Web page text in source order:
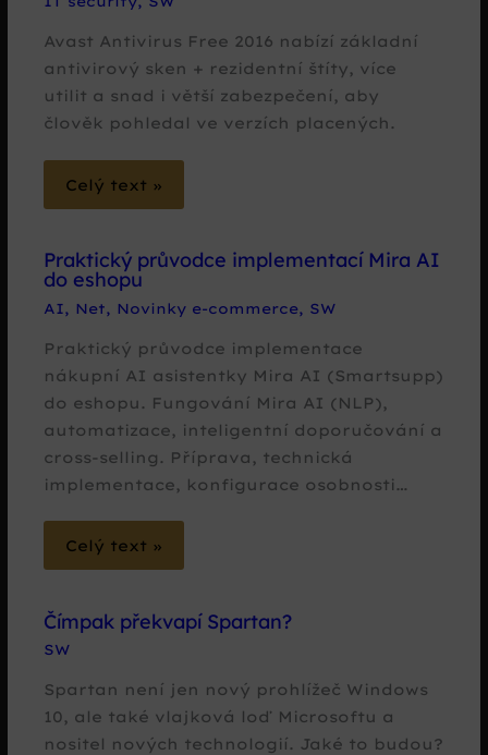
Avast Antivirus Free 2016 nabízí základní
antivirový sken + rezidentní štíty, více
utilit a snad i větší zabezpečení, aby
člověk pohledal ve verzích placených.
Celý text »
Praktický průvodce implementací Mira AI
do eshopu
AI, Net, Novinky e-commerce, SW
Praktický průvodce implementace
nákupní AI asistentky Mira AI (Smartsupp)
do eshopu. Fungování Mira AI (NLP),
automatizace, inteligentní doporučování a
cross-selling. Příprava, technická
implementace, konfigurace osobnosti…
Celý text »
Čímpak překvapí Spartan?
SW
Spartan není jen nový prohlížeč Windows
10, ale také vlajková loď Microsoftu a
nositel nových technologií. Jaké to budou?